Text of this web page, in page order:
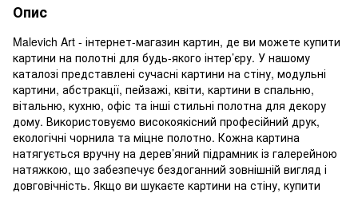
Опис
Malevich Art - інтернет-магазин картин, де ви можете купити
картини на полотні для будь-якого інтер’єру. У нашому
каталозі представлені сучасні картини на стіну, модульні
картини, абстракції, пейзажі, квіти, картини в спальню,
вітальню, кухню, офіс та інші стильні полотна для декору
дому. Використовуємо високоякісний професійний друк,
екологічні чорнила та міцне полотно. Кожна картина
натягується вручну на дерев’яний підрамник із галерейною
натяжкою, що забезпечує бездоганний зовнішній вигляд і
довговічність. Якщо ви шукаєте картини на стіну, купити